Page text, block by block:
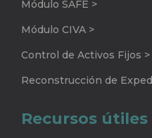
Módulo SAFE >
Módulo CIVA >
Control de Activos Fijos >
Reconstrucción de
Recursos útiles